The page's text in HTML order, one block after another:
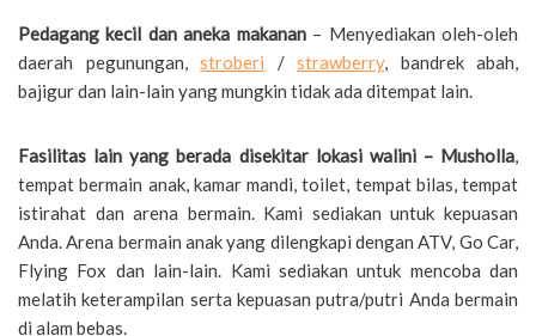
Pedagang kecil dan aneka makanan– Menyediakan oleh-oleh
daerah pegunungan, stroberi / strawberry, bandrek abah,
bajigur dan lain-lain yang mungkin tidak ada ditempat lain.
Fasilitas lain yang berada disekitar lokasi walini – Musholla,
tempat bermain anak, kamar mandi, toilet, tempat bilas, tempat
istirahat dan arena bermain. Kami sediakan untuk kepuasan
Anda. Arena bermain anak yang dilengkapi dengan ATV, Go Car,
Flying Fox dan lain-lain. Kami sediakan untuk mencoba dan
melatih keterampilan serta kepuasan putra/putri Anda bermain
di alam bebas.